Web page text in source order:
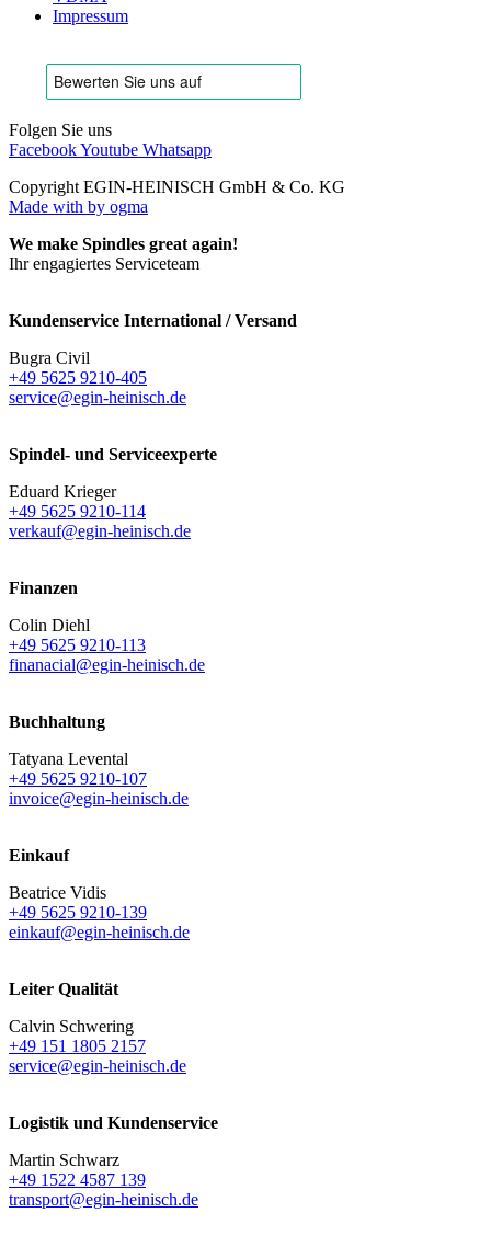
Impressum
Folgen Sie uns
FacebookYoutube Whatsapp
Copyright EGIN-HEINISCH GmbH & Co. KG
Made with by ogma
We make Spindles great again!
Ihr engagiertes Serviceteam
Kundenservice International / Versand
Bugra Civil
+49 5625 9210-405
service@egin-heinisch.de
Spindel- und Serviceexperte
Eduard Krieger
+49 5625 9210-114
verkauf@egin-heinisch.de
Finanzen
Colin Diehl
+49 5625 9210-113
finanacial@egin-heinisch.de
Buchhaltung
Tatyana Levental
+49 5625 9210-107
invoice@egin-heinisch.de
Einkauf
Beatrice Vidis
+49 5625 9210-139
einkauf@egin-heinisch.de
Leiter Qualität
Calvin Schwering
+49 151 1805 2157
service@egin-heinisch.de
Logistik und Kundenservice
Martin Schwarz
+49 1522 4587 139
transport@egin-heinisch.de